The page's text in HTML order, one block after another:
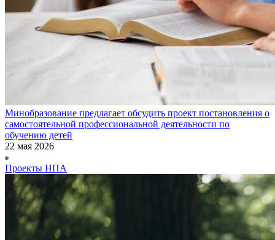
Минобразование предлагает обсудить проект постановления о
самостоятельной профессиональной деятельности по
обучению детей
22 мая 2026
Проекты НПА